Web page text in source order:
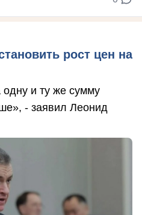
рост цен на
и ту же сумму
- заявил Леонид